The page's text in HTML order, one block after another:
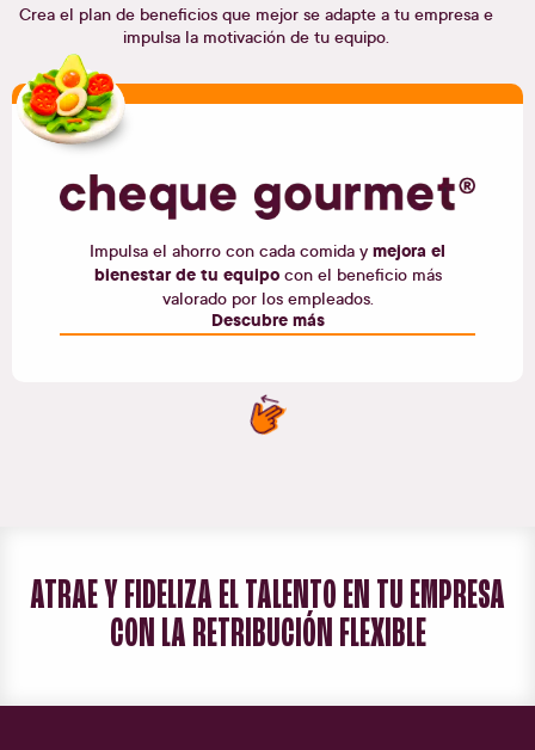
Crea el plan de beneficios que mejor se adapte a tu empresa e
impulsa la motivación de tu equipo.
Impulsa el ahorro con cada comida y mejora el
bienestar de tu equipocon el beneficio más
valorado por los empleados.
Descubre más
ATRAE Y FIDELIZA EL TALENTO EN TU EMPRESA
CON LA RETRIBUCIÓN FLEXIBLE